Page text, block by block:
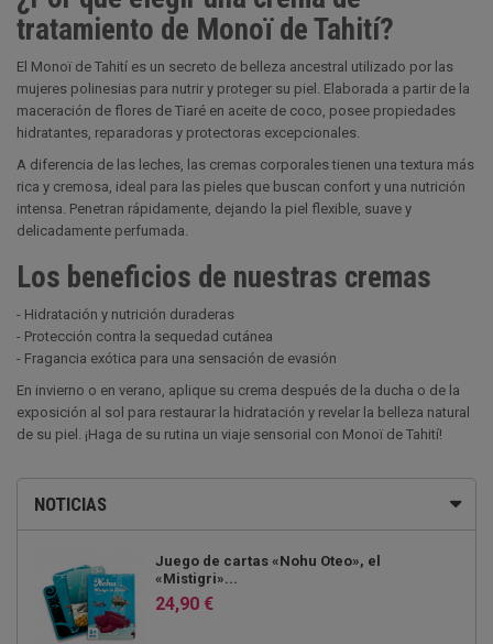
NOTICIAS
Juego de cartas «Nohu Oteo», el
«Mistigri»...
24,90 €
tratamiento de Monoï de Tahití?
El Monoï de Tahití es un secreto de belleza ancestral utilizado por las
mujeres polinesias para nutrir y proteger su piel. Elaborada a partir de la
maceración de flores de Tiaré en aceite de coco, posee propiedades
hidratantes, reparadoras y protectoras excepcionales.
A diferencia de las leches, las cremas corporales tienen una textura más
rica y cremosa, ideal para las pieles que buscan confort y una nutrición
intensa. Penetran rápidamente, dejando la piel flexible, suave y
delicadamente perfumada.
Los beneficios de nuestras cremas
- Hidratación y nutrición duraderas
- Protección contra la sequedad cutánea
- Fragancia exótica para una sensación de evasión
En invierno o en verano, aplique su crema después de la ducha o de la
exposición al sol para restaurar la hidratación y revelar la belleza natural
de su piel. ¡Haga de su rutina un viaje sensorial con Monoï de Tahití!